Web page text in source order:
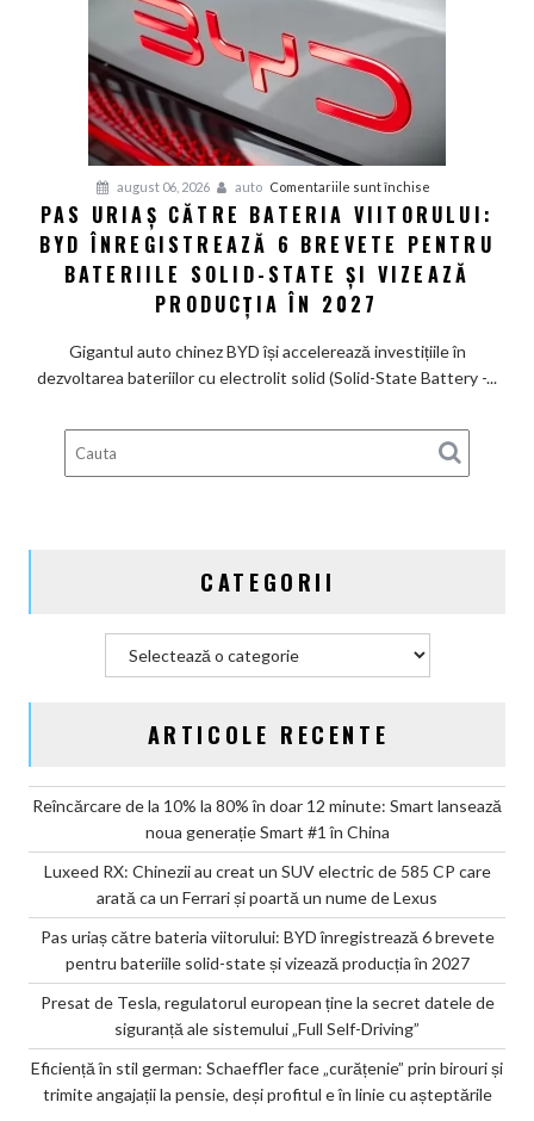
585
și
poartă
nume
august 06, 2026 auto Comentariile sunt închise
Pas
uriaș
către
BYD
pentru
bateriile
în
PAS URIAȘ CĂTRE BATERIA VIITORULUI:
BYD ÎNREGISTREAZĂ 6 BREVETE PENTRU
BATERIILE SOLID-STATE ȘI VIZEAZĂ
PRODUCȚIA ÎN 2027
Gigantul auto chinez BYD își accelerează investițiile în
dezvoltarea bateriilor cu electrolit solid (Solid-State Battery -...
CATEGORII
ARTICOLE RECENTE
Reîncărcare de la 10% la 80% în doar 12 minute: Smart lansează
noua generație Smart #1 în China
Luxeed RX: Chinezii au creat un SUV electric de 585 CP care
arată ca un Ferrari și poartă un nume de Lexus
Pas uriaș către bateria viitorului: BYD înregistrează 6 brevete
pentru bateriile solid-state și vizează producția în 2027
Presat de Tesla, regulatorul european ține la secret datele de
siguranță ale sistemului „Full Self-Driving”
Eficiență în stil german: Schaeffler face „curățenie” prin birouri și
trimite angajații la pensie, deși profitul e în linie cu așteptările